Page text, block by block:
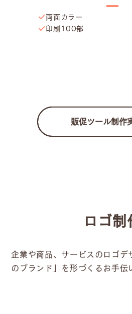
両面カラー
印刷100部
販促ツール制作
ロゴ制
企業や商品、サービスのロゴデ
のブランド」を形づくるお手伝